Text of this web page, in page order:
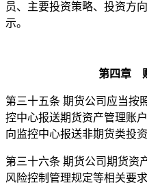
员、主要投资策略、投资方
示。
第四章
第三十五条 期货公司应当按
控中心报送期货资产管理账
向监控中心报送非期货类投
第三十六条 期货公司期货资
风险控制管理规定等相关要求